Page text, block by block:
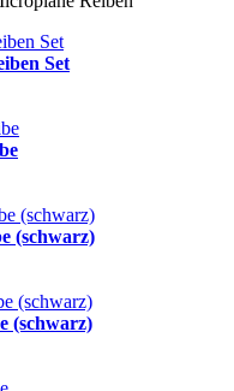
Set
(schwarz)
(schwarz)